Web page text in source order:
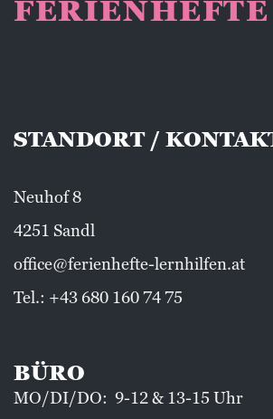
STANDORT /
Neuhof 8
4251 Sandl
office@ferienhefte-lernhilfen.at
Tel.: +43 680 160 74 75
BÜRO
MO/DI/DO: 9-12 & 13-15 Uhr